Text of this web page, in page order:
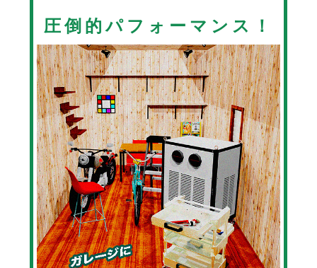
圧倒的パフォーマンス！